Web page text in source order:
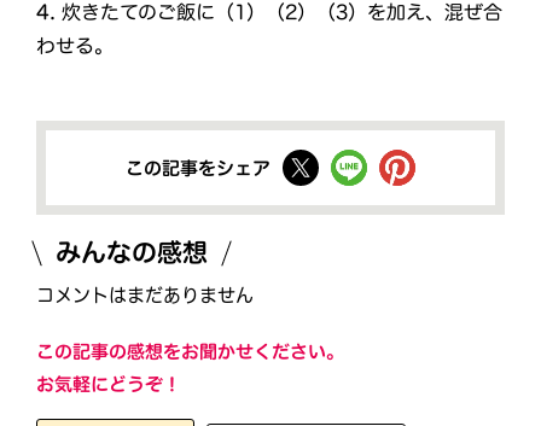
4. 炊きたてのご飯に（1）（2）（3）を加え、混ぜ合
わせる。
この記事をシェア
みんなの感想
コメントはまだありません
この記事の感想をお聞かせください。
お気軽にどうぞ！